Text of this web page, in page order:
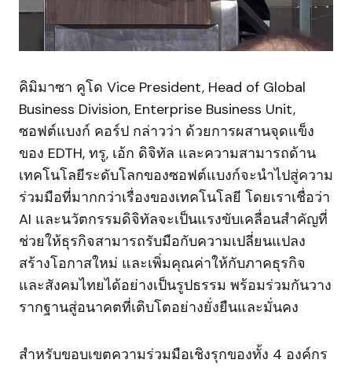
คิมิมาซา คูโด Vice President, Head of Global
Business Division, Enterprise Business Unit,
ซอฟต์แบงก์ คอร์ป กล่าวว่า ด้วยการผสานจุดแข็ง
ของ EDTH, ทรู, เอ้ก ดิจิทัล และความสามารถด้าน
เทคโนโลยีระดับโลกของซอฟต์แบงก์จะนำไปสู่ความ
ร่วมมือที่มากกว่าเรื่องของเทคโนโลยี โดยเราเชื่อว่า
AI และนวัตกรรมดิจิทัลจะเป็นแรงขับเคลื่อนสำคัญที่
ช่วยให้ธุรกิจสามารถรับมือกับความเปลี่ยนแปลง
สร้างโอกาสใหม่ และเพิ่มคุณค่าให้กับภาคธุรกิจ
และสังคมไทยได้อย่างเป็นรูปธรรม พร้อมร่วมกันวาง
รากฐานสู่อนาคตที่เติบโตอย่างยั่งยืนและมั่นคง
สำหรับขอบเขตความร่วมมือเชิงรุกของทั้ง 4 องค์กร